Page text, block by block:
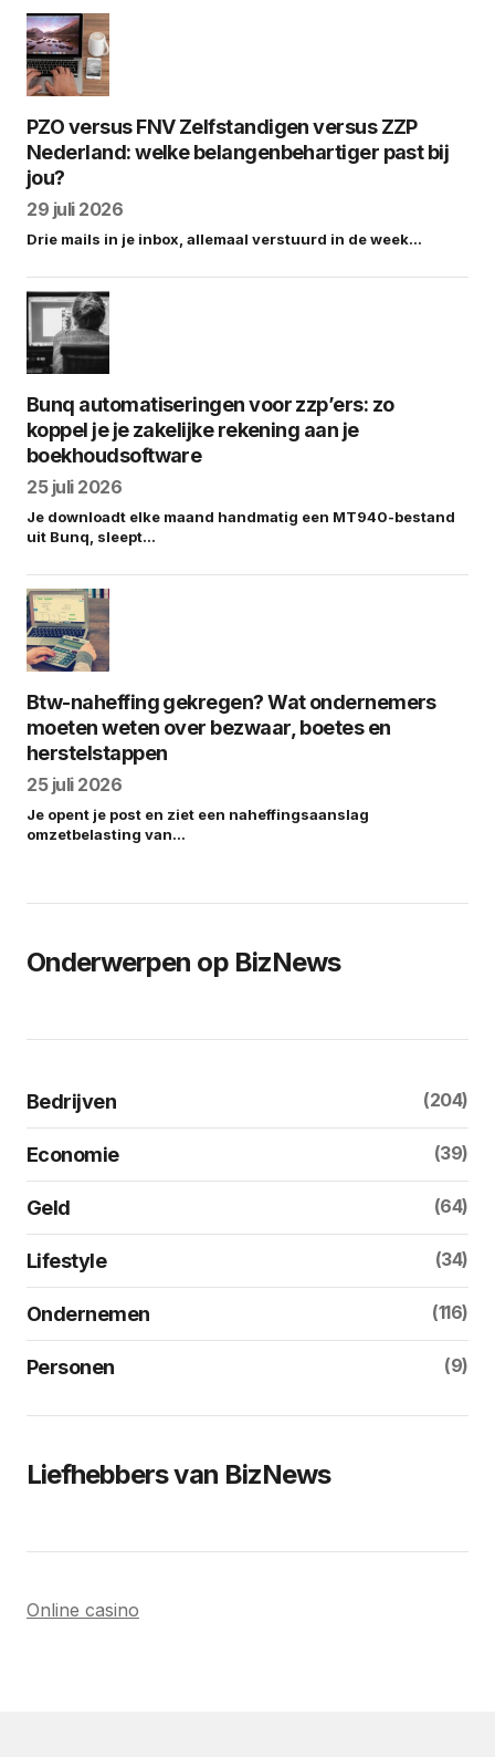
PZO versus FNV Zelfstandigen versus ZZP
Nederland: welke belangenbehartiger past bij
jou?
29 juli 2026
Drie mails in je inbox, allemaal verstuurd in de week…
Bunq automatiseringen voor zzp’ers: zo
koppel je je zakelijke rekening aan je
boekhoudsoftware
25 juli 2026
Je downloadt elke maand handmatig een MT940-bestand
uit Bunq, sleept…
Btw-naheffing gekregen? Wat ondernemers
moeten weten over bezwaar, boetes en
herstelstappen
25 juli 2026
Je opent je post en ziet een naheffingsaanslag
omzetbelasting van…
Onderwerpen op BizNews
Bedrijven (204)
Economie (39)
Geld (64)
Lifestyle (34)
Ondernemen (116)
Personen (9)
Liefhebbers van BizNews
Online casino